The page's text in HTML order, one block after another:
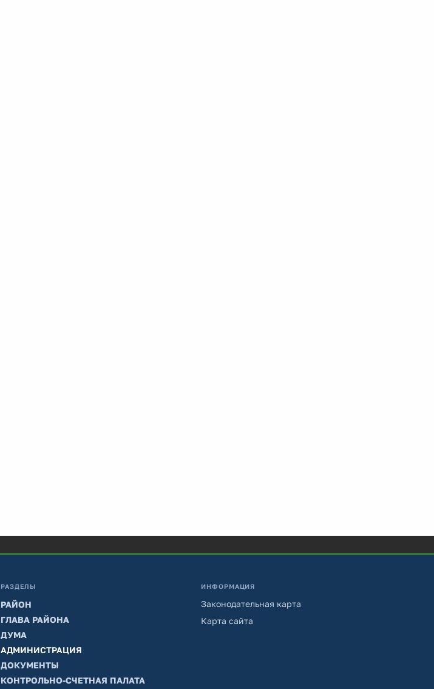
РАЗДЕЛЫ
РАЙОН
ГЛАВА РАЙОНА
ДУМА
АДМИНИСТРАЦИЯ
ДОКУМЕНТЫ
КОНТРОЛЬНО-СЧЕТНАЯ ПАЛАТА
ИНФОРМАЦИЯ
Законодательная карта
Карта сайта